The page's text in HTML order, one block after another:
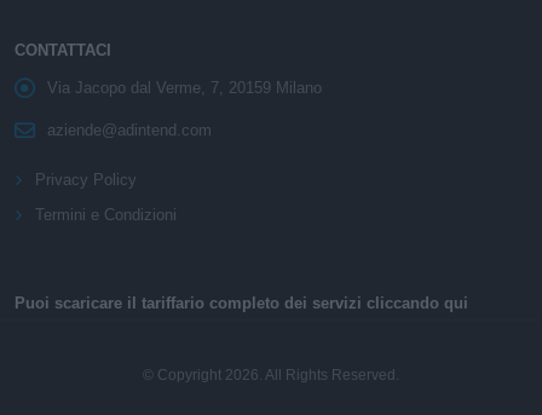
CONTATTACI
Via Jacopo dal Verme, 7, 20159 Milano
aziende@adintend.com
Privacy Policy
Termini e Condizioni
Puoi scaricare il tariffario completo dei servizi cliccando qui
© Copyright 2026. All Rights Reserved.